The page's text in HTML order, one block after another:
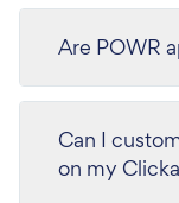
Are POWR
Can I
on my